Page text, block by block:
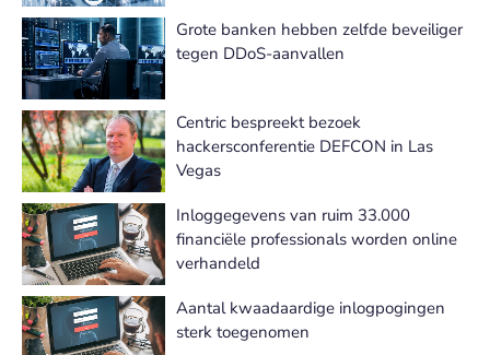
Grote banken hebben zelfde beveiliger
tegen DDoS-aanvallen
Centric bespreekt bezoek
hackersconferentie DEFCON in Las
Vegas
Inloggegevens van ruim 33.000
financiële professionals worden online
verhandeld
Aantal kwaadaardige inlogpogingen
sterk toegenomen